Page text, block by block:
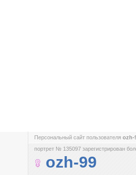
Персональный сайт пользователя ozh-
портрет № 135097 зарегистрирован
ozh-99